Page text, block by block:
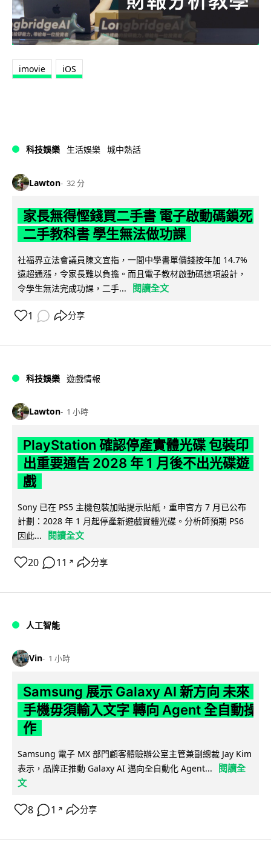
imovie iOS
科技娛樂 生活娛樂 城中熱話
Lawton 32 分
家長無得慳錢買二手書 電子啟動碼鎖死
二手教科書 學生無法做功課
社福界立法會議員陳文宜指，一間中學書單價錢按年加 14.7%
遠超通漲，令家長難以負擔。而且電子教材啟動碼這項設計，
令學生無法完成功課，二手...
閱讀全文
1 分享
科技娛樂 遊戲情報
Lawton 1 小時
PlayStation 確認停產實體光碟 包裝印
出重要通告 2028 年 1 月後不出光碟遊
戲
Sony 已在 PS5 主機包裝加貼提示貼紙，重申官方 7 月已公布
計劃：2028 年 1 月起停產新遊戲實體光碟。分析師預期 PS6
因此...
閱讀全文
20 11 ↗ 分享
人工智能
Vin 1 小時
Samsung 展示 Galaxy AI 新方向 未來
手機毋須輸入文字 轉向 Agent 全自動操
作
Samsung 電子 MX 部門顧客體驗辦公室主管兼副總裁 Jay Kim
表示，品牌正推動 Galaxy AI 邁向全自動化 Agent...
閱讀全
文
8 1 ↗ 分享